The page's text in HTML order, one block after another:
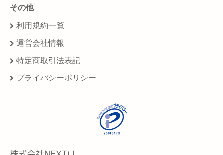
その他
利用規約一覧
運営会社情報
特定商取引法表記
プライバシーポリシー